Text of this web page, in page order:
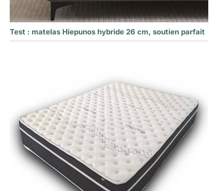
Test : matelas Hiepunos hybride 26 cm, soutien parfait